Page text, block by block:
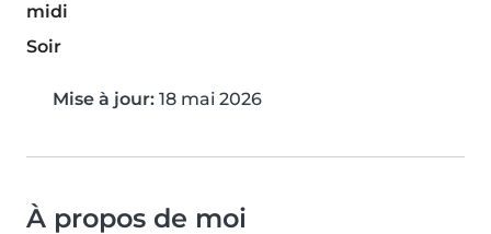
midi
Soir
Mise à jour: 18 mai 2026
À propos de moi